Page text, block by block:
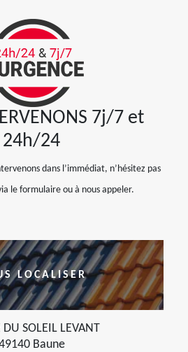
7j/7 et
24h/24
dans l’immédiat, n’hésitez pas
le formulaire ou à nous appeler.
LOCALISER
DU SOLEIL LEVANT
Baune